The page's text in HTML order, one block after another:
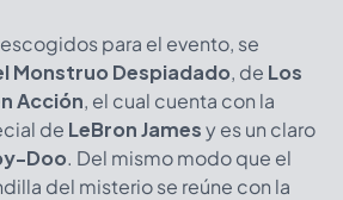
para el evento, se
Monstruo Despiadado, de Los
Acción, el cual cuenta con la
de LeBron Jamesy es un claro
Doo. Del mismo modo que el
del misterio se reúne con la